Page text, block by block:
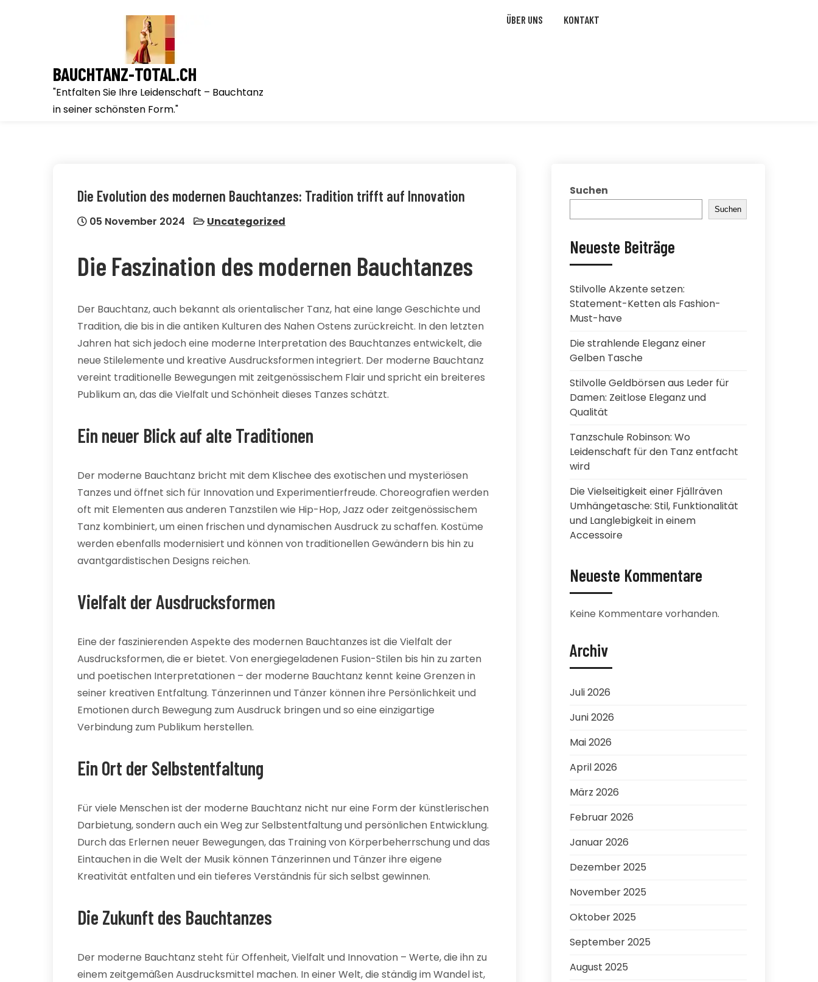
BAUCHTANZ-TOTAL.CH
"Entfalten Sie Ihre Leidenschaft – Bauchtanz
in seiner schönsten Form."
ÜBER UNS KONTAKT
Die Evolution des modernen Bauchtanzes: Tradition trifft auf Innovation
05 November 2024 Uncategorized
Die Faszination des modernen Bauchtanzes
Der Bauchtanz, auch bekannt als orientalischer Tanz, hat eine lange Geschichte und
Tradition, die bis in die antiken Kulturen des Nahen Ostens zurückreicht. In den letzten
Jahren hat sich jedoch eine moderne Interpretation des Bauchtanzes entwickelt, die
neue Stilelemente und kreative Ausdrucksformen integriert. Der moderne Bauchtanz
vereint traditionelle Bewegungen mit zeitgenössischem Flair und spricht ein breiteres
Publikum an, das die Vielfalt und Schönheit dieses Tanzes schätzt.
Ein neuer Blick auf alte Traditionen
Der moderne Bauchtanz bricht mit dem Klischee des exotischen und mysteriösen
Tanzes und öffnet sich für Innovation und Experimentierfreude. Choreografien werden
oft mit Elementen aus anderen Tanzstilen wie Hip-Hop, Jazz oder zeitgenössischem
Tanz kombiniert, um einen frischen und dynamischen Ausdruck zu schaffen. Kostüme
werden ebenfalls modernisiert und können von traditionellen Gewändern bis hin zu
avantgardistischen Designs reichen.
Vielfalt der Ausdrucksformen
Eine der faszinierenden Aspekte des modernen Bauchtanzes ist die Vielfalt der
Ausdrucksformen, die er bietet. Von energiegeladenen Fusion-Stilen bis hin zu zarten
und poetischen Interpretationen – der moderne Bauchtanz kennt keine Grenzen in
seiner kreativen Entfaltung. Tänzerinnen und Tänzer können ihre Persönlichkeit und
Emotionen durch Bewegung zum Ausdruck bringen und so eine einzigartige
Verbindung zum Publikum herstellen.
Ein Ort der Selbstentfaltung
Für viele Menschen ist der moderne Bauchtanz nicht nur eine Form der künstlerischen
Darbietung, sondern auch ein Weg zur Selbstentfaltung und persönlichen Entwicklung.
Durch das Erlernen neuer Bewegungen, das Training von Körperbeherrschung und das
Eintauchen in die Welt der Musik können Tänzerinnen und Tänzer ihre eigene
Kreativität entfalten und ein tieferes Verständnis für sich selbst gewinnen.
Die Zukunft des Bauchtanzes
Der moderne Bauchtanz steht für Offenheit, Vielfalt und Innovation – Werte, die ihn zu
einem zeitgemäßen Ausdrucksmittel machen. In einer Welt, die ständig im Wandel ist,
Suchen
Suchen
Neueste Beiträge
Stilvolle Akzente setzen:
Statement-Ketten als Fashion-
Must-have
Die strahlende Eleganz einer
Gelben Tasche
Stilvolle Geldbörsen aus Leder für
Damen: Zeitlose Eleganz und
Qualität
Tanzschule Robinson: Wo
Leidenschaft für den Tanz entfacht
wird
Die Vielseitigkeit einer Fjällräven
Umhängetasche: Stil, Funktionalität
und Langlebigkeit in einem
Accessoire
Neueste Kommentare
Keine Kommentare vorhanden.
Archiv
Juli 2026
Juni 2026
Mai 2026
April 2026
März 2026
Februar 2026
Januar 2026
Dezember 2025
November 2025
Oktober 2025
September 2025
August 2025